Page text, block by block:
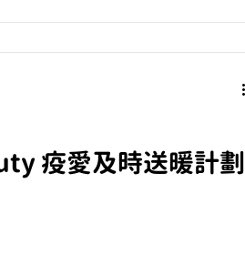
Yanis Beauty 疫愛及時送暖計劃